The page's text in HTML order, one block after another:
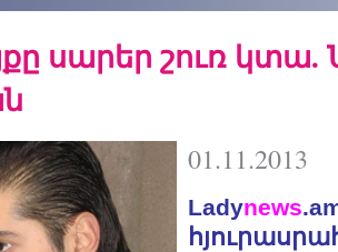
սարեր շուռ կտա.
01.11.2013
Ladynews